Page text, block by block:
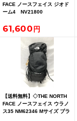
FACE ノースフェイス ジオド
ーム4 NV21800
61,600
【送料無料】◇THE NORTH
FACE ノースフェイス ウラノ
ス35 NM62346 Mサイズ ブラ